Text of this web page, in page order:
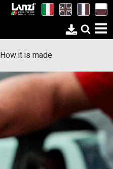
How it is made